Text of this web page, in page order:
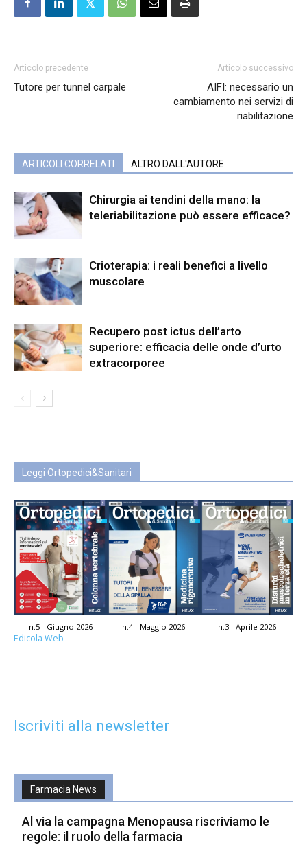
Articolo precedente
Tutore per tunnel carpale
Articolo successivo
AIFI: necessario un
cambiamento nei servizi di
riabilitazione
ARTICOLI CORRELATI ALTRO DALL'AUTORE
Chirurgia ai tendini della mano: la
teleriabilitazione può essere efficace?
Crioterapia: i reali benefici a livello
muscolare
Recupero post ictus dell’arto
superiore: efficacia delle onde d’urto
extracorporee
Leggi Ortopedici&Sanitari
n.5 - Giugno 2026 n.4 - Maggio 2026 n.3 - Aprile 2026
Edicola Web
Iscriviti alla newsletter
Farmacia News
Al via la campagna Menopausa riscriviamo le
regole: il ruolo della farmacia